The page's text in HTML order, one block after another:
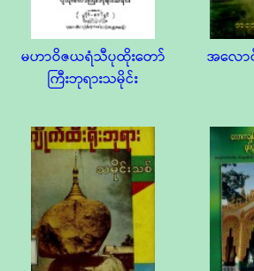
မဟာဝိဇယရံသီပုထိုးတော်
ကြီးဘုရားသမိုင်း
အလေ